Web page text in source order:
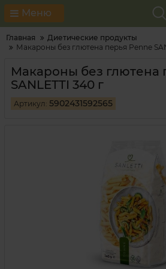
Меню
Главная
Диетические продукты
Макароны без глютена перья Penne
Макароны без глютена
SANLETTI 340 г
Артикул: 5902431592565